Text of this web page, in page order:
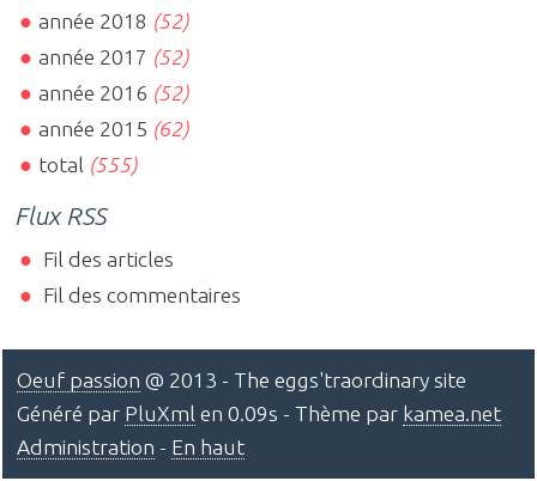
année 2018 (52)
année 2017 (52)
année 2016 (52)
année 2015 (62)
total (555)
Flux RSS
Fil des articles
Fil des commentaires
Oeuf passion @ 2013 - The eggs'traordinary site
Généré par PluXml en 0.09s - Thème par kamea.net
Administration - En haut